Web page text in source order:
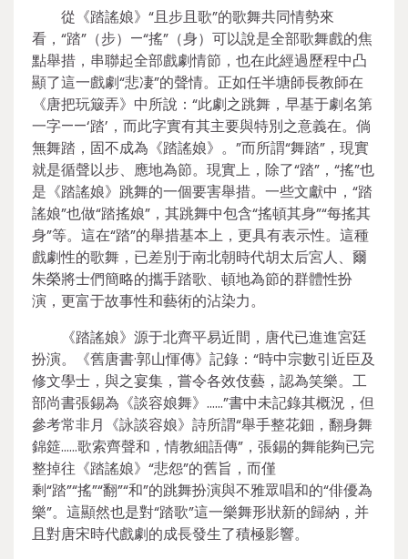
從《踏謠娘》“且步且歌”的歌舞共同情勢來
看，“踏”（步）—“搖”（身）可以說是全部歌舞戲的焦
點舉措，串聯起全部戲劇情節，也在此經過歷程中凸
顯了這一戲劇“悲凄”的聲情。正如任半塘師長教師在
《唐把玩簸弄》中所說：“此劇之跳舞，早基于劇名第
一字——‘踏’，而此字實有其主要與特別之意義在。倘
無舞踏，固不成為《踏謠娘》。”而所謂“舞踏”，現實
就是循聲以步、應地為節。現實上，除了“踏”，“搖”也
是《踏謠娘》跳舞的一個要害舉措。一些文獻中，“踏
謠娘”也做“踏搖娘”，其跳舞中包含“搖頓其身”“每搖其
身”等。這在“踏”的舉措基本上，更具有表示性。這種
戲劇性的歌舞，已差別于南北朝時代胡太后宮人、爾
朱榮將士們簡略的攜手踏歌、頓地為節的群體性扮
演，更富于故事性和藝術的沾染力。
《踏謠娘》源于北齊平易近間，唐代已進進宮廷
扮演。《舊唐書·郭山惲傳》記錄：“時中宗數引近臣及
修文學士，與之宴集，嘗令各效伎藝，認為笑樂。工
部尚書張錫為《談容娘舞》……”書中未記錄其概況，但
參考常非月《詠談容娘》詩所謂“舉手整花鈿，翻身舞
錦筵……歌索齊聲和，情教細語傳”，張錫的舞能夠已完
整掉往《踏謠娘》“悲怨”的舊旨，而僅
剩“踏”“搖”“翻”“和”的跳舞扮演與不雅眾唱和的“俳優為
樂”。這顯然也是對“踏歌”這一樂舞形狀新的歸納，并
且對唐宋時代戲劇的成長發生了積極影響。